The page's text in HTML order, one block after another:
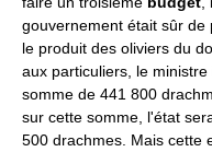
gouvernement était sûr de
le produit des oliviers du
aux particuliers, le ministre
somme de 441 800
sur cette somme, l'état
500 drachmes. Mais cette